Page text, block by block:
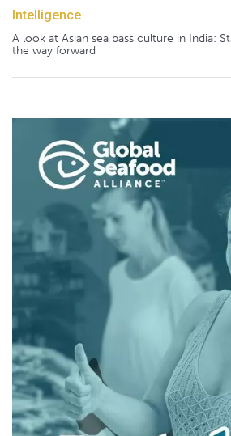
Intelligence
A look at Asian sea bass culture in India:
the way forward